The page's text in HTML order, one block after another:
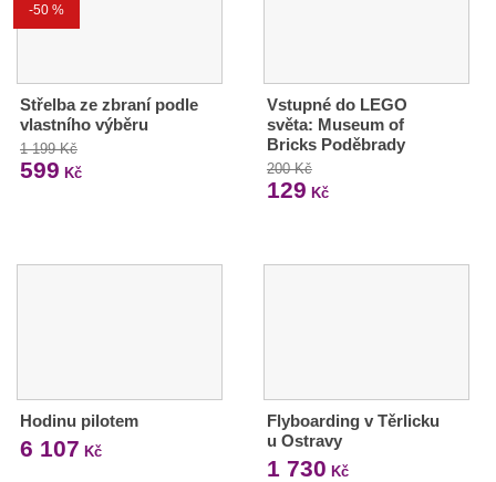
-50 %
Střelba ze zbraní podle
vlastního výběru
1 199 Kč
599 Kč
Vstupné do LEGO
světa: Museum of
Bricks Poděbrady
200 Kč
129 Kč
Hodinu pilotem
6 107 Kč
Flyboarding v Těrlicku
u Ostravy
1 730 Kč